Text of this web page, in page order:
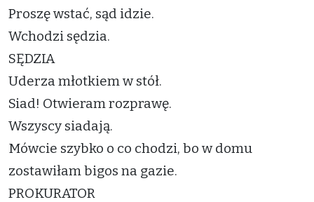
Proszę wstać, sąd idzie.
Wchodzi sędzia.
SĘDZIA
Uderza młotkiem w stół.
Siad! Otwieram rozprawę.
Wszyscy siadają.
Mówcie szybko o co chodzi, bo w domu
zostawiłam bigos na gazie.
PROKURATOR